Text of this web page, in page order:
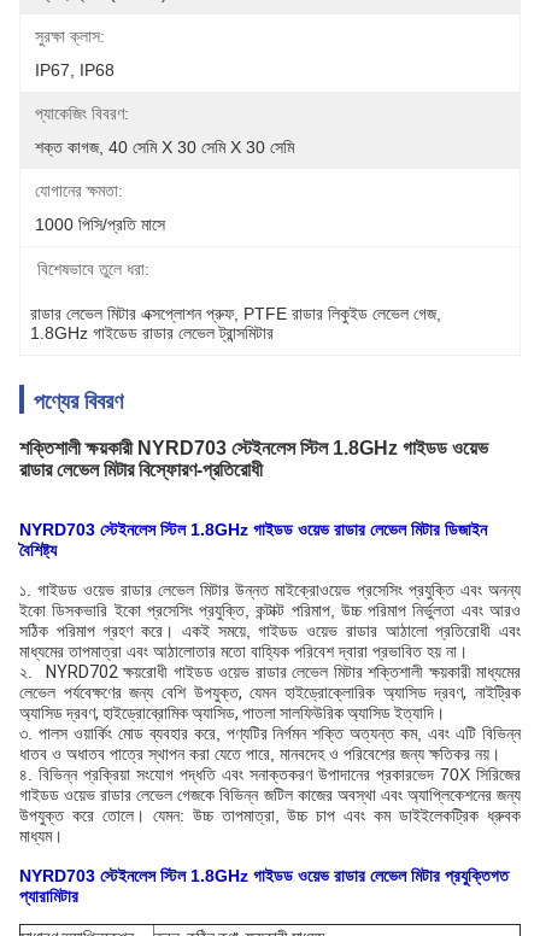
সুরক্ষা ক্লাস:
IP67, IP68
প্যাকেজিং বিবরণ:
শক্ত কাগজ, 40 সেমি X 30 সেমি X 30 সেমি
যোগানের ক্ষমতা:
1000 পিসি/প্রতি মাসে
বিশেষভাবে তুলে ধরা:
রাডার লেভেল মিটার এক্সপ্লোশন প্রুফ, PTFE রাডার লিকুইড লেভেল গেজ,
1.8GHz গাইডেড রাডার লেভেল ট্রান্সমিটার
পণ্যের বিবরণ
শক্তিশালী ক্ষয়কারী NYRD703 স্টেইনলেস স্টিল 1.8GHz গাইডড ওয়েভ
রাডার লেভেল মিটার বিস্ফোরণ-প্রতিরোধী
NYRD703 স্টেইনলেস স্টিল 1.8GHz গাইডড ওয়েভ রাডার লেভেল মিটার ডিজাইন
বৈশিষ্ট্য
১. গাইডড ওয়েভ রাডার লেভেল মিটার উন্নত মাইক্রোওয়েভ প্রসেসিং প্রযুক্তি এবং অনন্য
ইকো ডিসকভারি ইকো প্রসেসিং প্রযুক্তি, কন্টাক্ট পরিমাপ, উচ্চ পরিমাপ নির্ভুলতা এবং আরও
সঠিক পরিমাপ গ্রহণ করে। একই সময়ে, গাইডড ওয়েভ রাডার আঠালো প্রতিরোধী এবং
মাধ্যমের তাপমাত্রা এবং আঠালোতার মতো বাহ্যিক পরিবেশ দ্বারা প্রভাবিত হয় না।
২.
NYRD702 ক্ষয়রোধী গাইডড ওয়েভ রাডার লেভেল মিটার শক্তিশালী ক্ষয়কারী মাধ্যমের
লেভেল পর্যবেক্ষণের জন্য বেশি উপযুক্ত, যেমন হাইড্রোক্লোরিক অ্যাসিড দ্রবণ, নাইট্রিক
অ্যাসিড দ্রবণ, হাইড্রোব্রোমিক অ্যাসিড, পাতলা সালফিউরিক অ্যাসিড ইত্যাদি।
৩. পালস ওয়ার্কিং মোড ব্যবহার করে, পণ্যটির নির্গমন শক্তি অত্যন্ত কম, এবং এটি বিভিন্ন
ধাতব ও অধাতব পাত্রে স্থাপন করা যেতে পারে, মানবদেহ ও পরিবেশের জন্য ক্ষতিকর নয়।
৪. বিভিন্ন প্রক্রিয়া সংযোগ পদ্ধতি এবং সনাক্তকরণ উপাদানের প্রকারভেদ 70X সিরিজের
গাইডড ওয়েভ রাডার লেভেল গেজকে বিভিন্ন জটিল কাজের অবস্থা এবং অ্যাপ্লিকেশনের জন্য
উপযুক্ত করে তোলে। যেমন: উচ্চ তাপমাত্রা, উচ্চ চাপ এবং কম ডাইইলেকট্রিক ধ্রুবক
মাধ্যম।
NYRD703 স্টেইনলেস স্টিল 1.8GHz গাইডড ওয়েভ রাডার লেভেল মিটার প্রযুক্তিগত
প্যারামিটার